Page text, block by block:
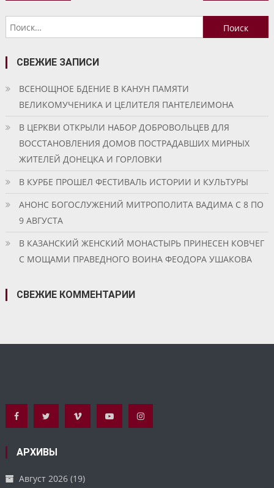
по
записям
Найти:
СВЕЖИЕ ЗАПИСИ
ВСЕНОЩНОЕ БДЕНИЕ В КАНУН ПАМЯТИ
ВЕЛИКОМУЧЕНИКА И ЦЕЛИТЕЛЯ ПАНТЕЛЕИМОНА
В ЦЕРКВИ ОТКРЫЛИ НАБОР ДОБРОВОЛЬЦЕВ ДЛЯ
ВОССТАНОВЛЕНИЯ ДОМОВ ПОСТРАДАВШИХ МИРНЫХ
ЖИТЕЛЕЙ ДОНЕЦКА И ГОРЛОВКИ
В КУРБЕ ПРОШЕЛ ФЕСТИВАЛЬ ИСТОРИИ И КУЛЬТУРЫ
АНОНС БОГОСЛУЖЕНИЙ МИТРОПОЛИТА ВАДИМА С 8 ПО
9 АВГУСТА
В КАЗАНСКИЙ ЖЕНСКИЙ МОНАСТЫРЬ ПРИНЕСЕН КОВЧЕГ
С МОЩАМИ ПРАВЕДНОГО ВОИНА ФЕОДОРА УШАКОВА
СВЕЖИЕ КОММЕНТАРИИ
АРХИВЫ
Август 2026 (19)